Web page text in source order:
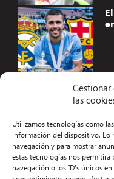
las
Utilizamos tecnologías como
información del dispositivo. Lo
navegación y para mostrar
estas tecnologías nos
navegación o los ID's únicos